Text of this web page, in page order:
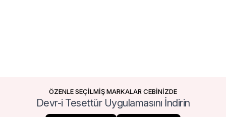
ÖZENLE SEÇİLMİŞ MARKALAR CEBİNİZDE
Devr-i Tesettür Uygulamasını İndirin